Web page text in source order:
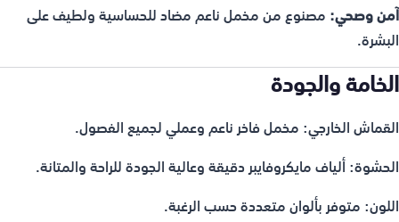
آمن وصحي:مصنوع من مخمل ناعم مضاد للحساسية ولطيف على
البشرة.
الخامة والجودة
القماش الخارجي: مخمل فاخر ناعم وعملي لجميع الفصول.
الحشوة: ألياف مايكروفايبر دقيقة وعالية الجودة للراحة والمتانة.
اللون: متوفر بألوان متعددة حسب الرغبة.